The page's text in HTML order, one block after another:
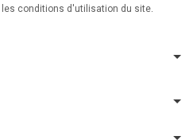
conditions d'utilisation du site.